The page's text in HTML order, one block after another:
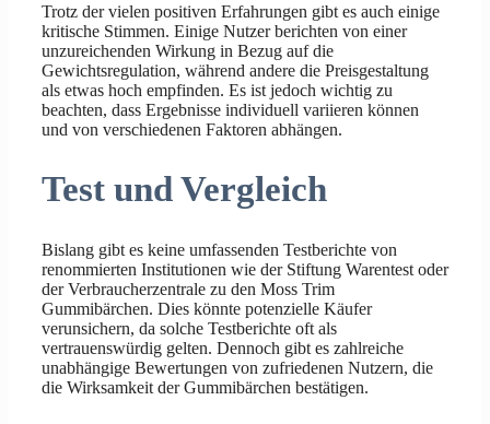
Trotz der vielen positiven Erfahrungen gibt es auch einige
kritische Stimmen. Einige Nutzer berichten von einer
unzureichenden Wirkung in Bezug auf die
Gewichtsregulation, während andere die Preisgestaltung
als etwas hoch empfinden. Es ist jedoch wichtig zu
beachten, dass Ergebnisse individuell variieren können
und von verschiedenen Faktoren abhängen.
Test und Vergleich
Bislang gibt es keine umfassenden Testberichte von
renommierten Institutionen wie der Stiftung Warentest oder
der Verbraucherzentrale zu den Moss Trim
Gummibärchen. Dies könnte potenzielle Käufer
verunsichern, da solche Testberichte oft als
vertrauenswürdig gelten. Dennoch gibt es zahlreiche
unabhängige Bewertungen von zufriedenen Nutzern, die
die Wirksamkeit der Gummibärchen bestätigen.